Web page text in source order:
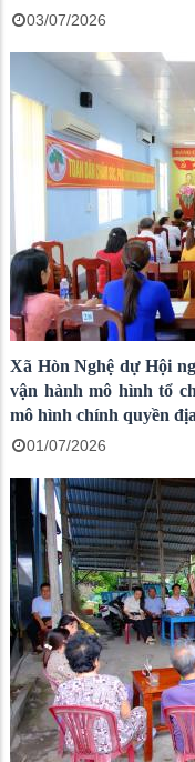
03/07/2026
Xã Hòn Nghệ dự Hội
vận hành mô hình tổ
mô hình chính quyền
01/07/2026